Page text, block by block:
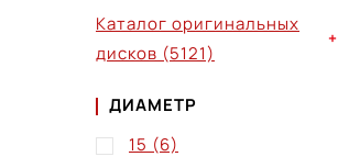
Каталог оригинальных
дисков (5121)
+
ДИАМЕТР
15 (6)